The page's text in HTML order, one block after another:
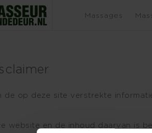
Massages
de op deze site verstrekte
website en de inhoud daarvan is